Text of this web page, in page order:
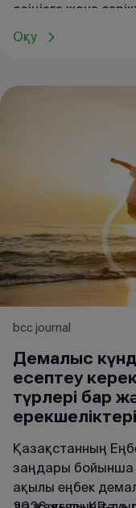
өзіңізге және
тек тексерілген,
серіктестермен
контрагенттер
Оқу
bcc journal
Демалыс
есептеу
түрлері бар
Қазақстанның
заңдары бойынша
ақылы еңбек